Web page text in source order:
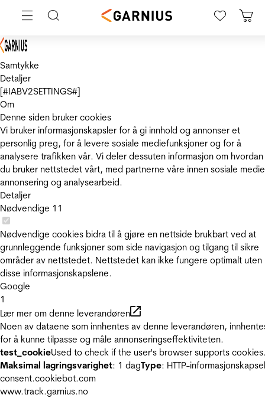
Samtykke
Detaljer
[#IABV2SETTINGS#]
Om
Denne siden bruker cookies
Vi bruker informasjonskapsler for å gi innhold og annonser et
personlig preg, for å levere sosiale mediefunksjoner og for å
analysere trafikken vår. Vi deler dessuten informasjon om hvordan
du bruker nettstedet vårt, med partnerne våre innen sosiale
annonsering og analysearbeid.
Detaljer
Nødvendige 11
Nødvendige cookies bidra til å gjøre en nettside brukbart ved at
grunnleggende funksjoner som side navigasjon og tilgang til sikre
områder av nettstedet. Nettstedet kan ikke fungere optimalt uten
disse informasjonskapslene.
Google
1
Lær mer om denne leverandøren
Noen av dataene som innhentes av denne leverandøren,
for å kunne tilpasse og måle annonseringseffektiviteten.
test_cookieUsed to check if the user's browser supports
Maksimal lagringsvarighet: 1 dagType: HTTP-informasjonskapsel
consent.cookiebot.com
www.track.garnius.no